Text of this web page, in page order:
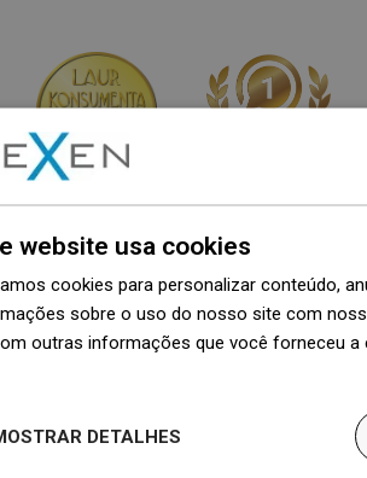
Ver tudo
website usa cookies
cookies para personalizar conteúdo,
sobre o uso do nosso site com
outras informações que você forneceu
DETALHES